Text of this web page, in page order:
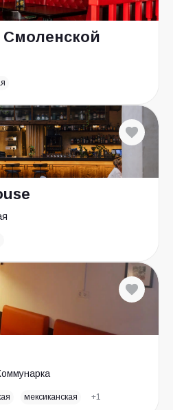
Смоленской
мексиканская +1